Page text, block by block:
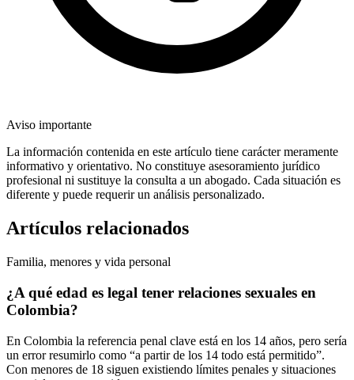
Aviso importante
La información contenida en este artículo tiene carácter meramente
informativo y orientativo. No constituye asesoramiento jurídico
profesional ni sustituye la consulta a un abogado. Cada situación es
diferente y puede requerir un análisis personalizado.
Artículos relacionados
Familia, menores y vida personal
¿A qué edad es legal tener relaciones sexuales en
Colombia?
En Colombia la referencia penal clave está en los 14 años, pero sería
un error resumirlo como “a partir de los 14 todo está permitido”.
Con menores de 18 siguen existiendo límites penales y situaciones